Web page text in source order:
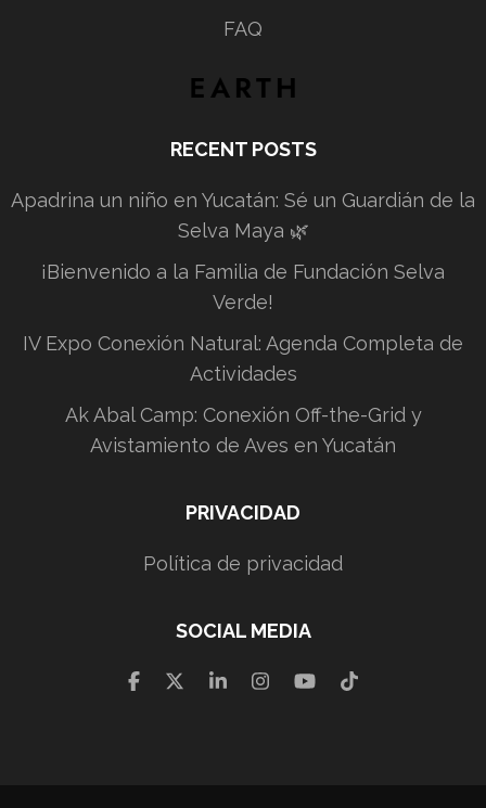
FAQ
RECENT POSTS
Apadrina un niño en Yucatán: Sé un Guardián de la
Selva Maya 🌿
¡Bienvenido a la Familia de Fundación Selva
Verde!
IV Expo Conexión Natural: Agenda Completa de
Actividades
Ak Abal Camp: Conexión Off-the-Grid y
Avistamiento de Aves en Yucatán
PRIVACIDAD
Política de privacidad
SOCIAL MEDIA